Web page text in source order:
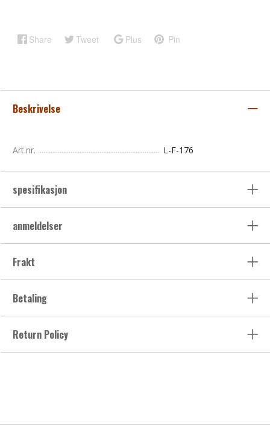
Share Tweet Plus Pin
Beskrivelse
Art.nr. L-F-176
spesifikasjon
anmeldelser
Frakt
Betaling
Return Policy